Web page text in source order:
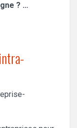
? …